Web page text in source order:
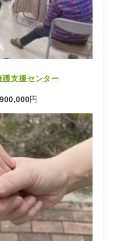
支援センター
900,000円